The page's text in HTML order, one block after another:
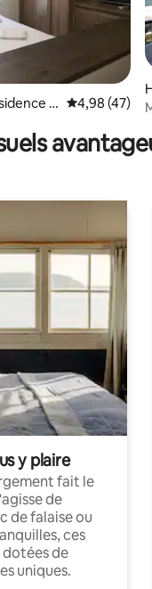
de 16 commentaires :
⋅
Évaluation
4,98 (47)
y plaire
fait le
de
de falaise ou
ces
de
uniques.